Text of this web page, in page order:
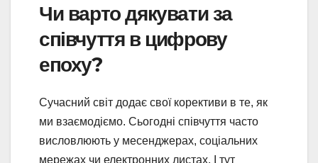
Чи варто дякувати за
співчуття в цифрову
епоху?
Сучасний світ додає свої корективи в те, як
ми взаємодіємо. Сьогодні співчуття часто
висловлюють у месенджерах, соціальних
мережах чи електронних листах. І тут